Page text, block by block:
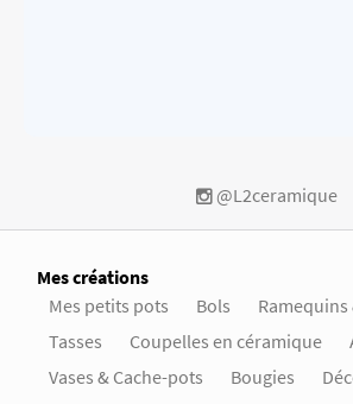
@L2ceramique
Mes créations
Mes petits pots
Bols
Tasses
Coupelles en céramique
Vases & Cache-pots
Bougies